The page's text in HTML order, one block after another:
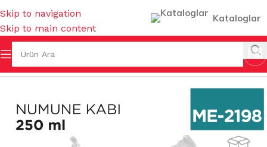
Skip to navigation
Skip to main content
Kataloglar
Ana Sayfa NUMUNE & ÖLÇÜ KAPLARI